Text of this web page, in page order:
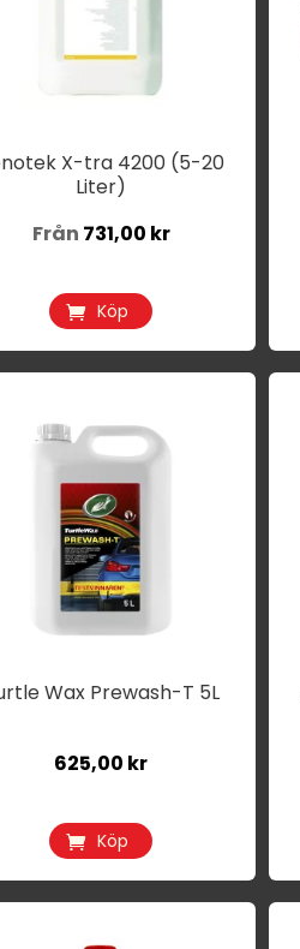
X-tra 4200 (5-20
Liter)
Från 731,00 kr
Köp
Wax Prewash-T 5L
625,00 kr
Köp